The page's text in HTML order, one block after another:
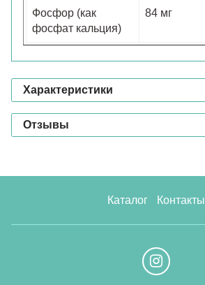
Фосфор (как
фосфат кальция)
84 мг
Характеристики
Отзывы
Каталог Контакты